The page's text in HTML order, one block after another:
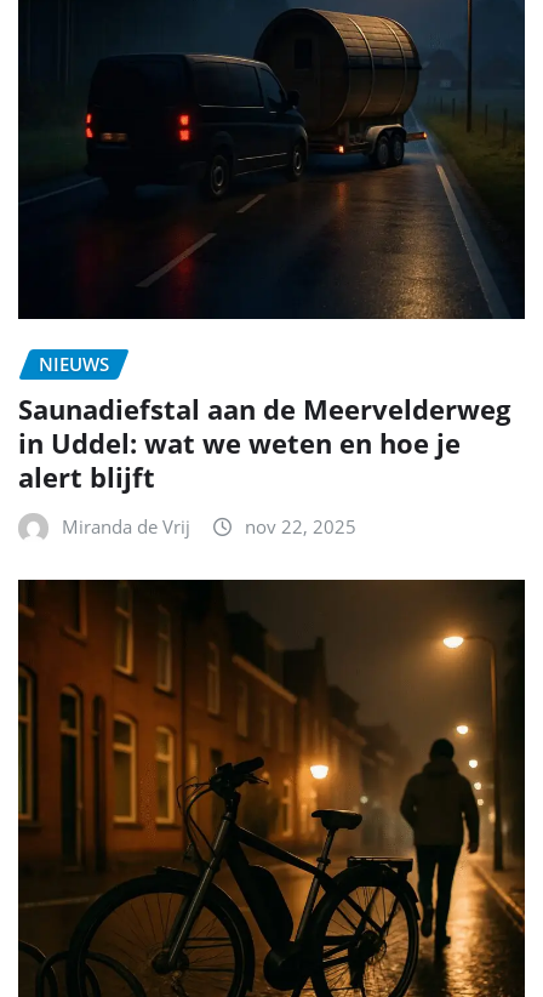
NIEUWS
Saunadiefstal aan de Meervelderweg
in Uddel: wat we weten en hoe je
alert blijft
Miranda de Vrij nov 22, 2025